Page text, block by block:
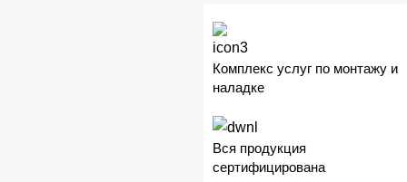
Комплекс услуг по монтажу и
наладке
Вся продукция
сертифицирована